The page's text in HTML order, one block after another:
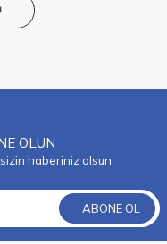
OLUN
haberiniz olsun
ABONE OL